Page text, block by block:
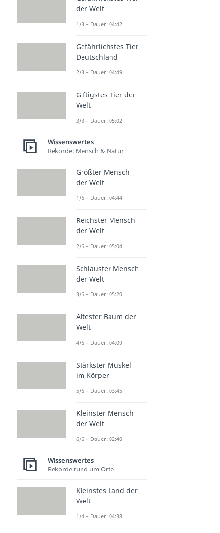
der Welt
1/3 – Dauer: 04:42
Gefährlichstes Tier
Deutschland
2/3 – Dauer: 04:49
Giftigstes Tier der
Welt
3/3 – Dauer: 05:02
Wissenswertes
Rekorde: Mensch & Natur
Größter Mensch
der Welt
1/6 – Dauer: 04:44
Reichster Mensch
der Welt
2/6 – Dauer: 05:04
Schlauster Mensch
der Welt
3/6 – Dauer: 05:20
Ältester Baum der
Welt
4/6 – Dauer: 04:09
Stärkster Muskel
im Körper
5/6 – Dauer: 03:45
Kleinster Mensch
der Welt
6/6 – Dauer: 02:40
Wissenswertes
Rekorde rund um Orte
Kleinstes Land der
Welt
1/4 – Dauer: 04:38